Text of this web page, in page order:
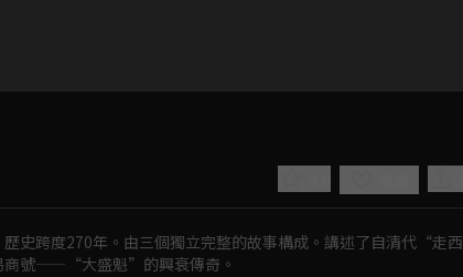
史跨度270年。由三個獨立完整的故事構成。講述了自清代“走西
商號——“大盛魁”的興衰傳奇。